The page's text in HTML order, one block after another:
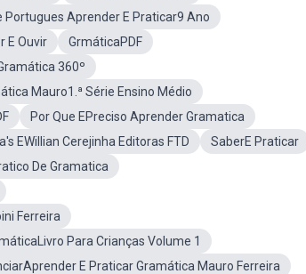
Portugues Aprender E Praticar9 Ano
E Ouvir
GrmáticaPDF
360º
Mauro1.ª Série Ensino Médio
Por Que EPreciso Aprender Gramatica
EWillian Cerejinha Editoras FTD
SaberE Praticar
De Gramatica
Ferreira
Para Crianças Volume 1
E Praticar Gramática Mauro Ferreira